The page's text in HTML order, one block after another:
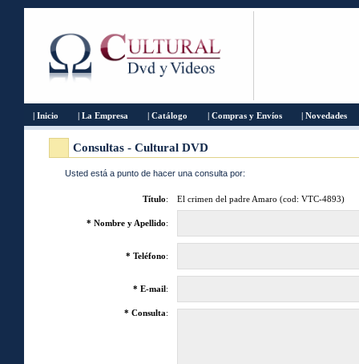
| Inicio | La Empresa | Catálogo | Compras y Envíos | Novedades
Consultas - Cultural DVD
Usted está a punto de hacer una consulta por:
Título: El crimen del padre Amaro (cod: VTC-4893)
* Nombre y Apellido:
* Teléfono:
* E-mail :
* Consulta: